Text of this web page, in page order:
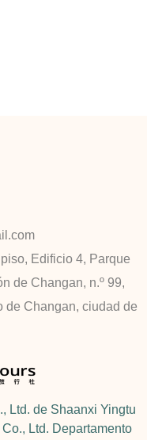
Edificio 4, Parque
de Changan, n.º 99,
de Changan, ciudad de
Ltd. de Shaanxi Yingtu
Ltd. Departamento